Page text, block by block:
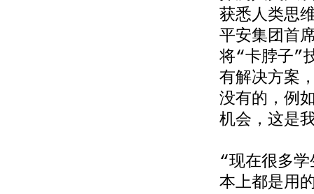
获悉人类思
平安集团首
将“卡脖子”
有解决方案
没有的，例
机会，这是
“现在很多
本上都是用